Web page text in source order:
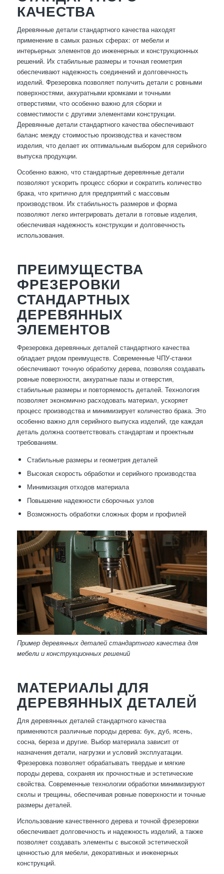
КАЧЕСТВА
Деревянные детали стандартного качества находят
применение в самых разных сферах: от мебели и
интерьерных элементов до инженерных и конструкционных
решений. Их стабильные размеры и точная геометрия
обеспечивают надежность соединений и долговечность
изделий. Фрезеровка позволяет получить детали с ровными
поверхностями, аккуратными кромками и точными
отверстиями, что особенно важно для сборки и
совместимости с другими элементами конструкции.
Деревянные детали стандартного качества обеспечивают
баланс между стоимостью производства и качеством
изделия, что делает их оптимальным выбором для серийного
выпуска продукции.
Особенно важно, что стандартные деревянные детали
позволяют ускорить процесс сборки и сократить количество
брака, что критично для предприятий с массовым
производством. Их стабильность размеров и форма
позволяют легко интегрировать детали в готовые изделия,
обеспечивая надежность конструкции и долговечность
использования.
ПРЕИМУЩЕСТВА
ФРЕЗЕРОВКИ
СТАНДАРТНЫХ
ДЕРЕВЯННЫХ
ЭЛЕМЕНТОВ
Фрезеровка деревянных деталей стандартного качества
обладает рядом преимуществ. Современные ЧПУ-станки
обеспечивают точную обработку дерева, позволяя создавать
ровные поверхности, аккуратные пазы и отверстия,
стабильные размеры и повторяемость деталей. Технология
позволяет экономично расходовать материал, ускоряет
процесс производства и минимизирует количество брака. Это
особенно важно для серийного выпуска изделий, где каждая
деталь должна соответствовать стандартам и проектным
требованиям.
Стабильные размеры и геометрия деталей
Высокая скорость обработки и серийного производства
Минимизация отходов материала
Повышение надежности сборочных узлов
Возможность обработки сложных форм и профилей
Пример деревянных деталей стандартного качества для
мебели и конструкционных решений
МАТЕРИАЛЫ ДЛЯ
ДЕРЕВЯННЫХ ДЕТАЛЕЙ
Для деревянных деталей стандартного качества
применяются различные породы дерева: бук, дуб, ясень,
сосна, береза и другие. Выбор материала зависит от
назначения детали, нагрузки и условий эксплуатации.
Фрезеровка позволяет обрабатывать твердые и мягкие
породы дерева, сохраняя их прочностные и эстетические
свойства. Современные технологии обработки минимизируют
сколы и трещины, обеспечивая ровные поверхности и точные
размеры деталей.
Использование качественного дерева и точной фрезеровки
обеспечивает долговечность и надежность изделий, а также
позволяет создавать элементы с высокой эстетической
ценностью для мебели, декоративных и инженерных
конструкций.